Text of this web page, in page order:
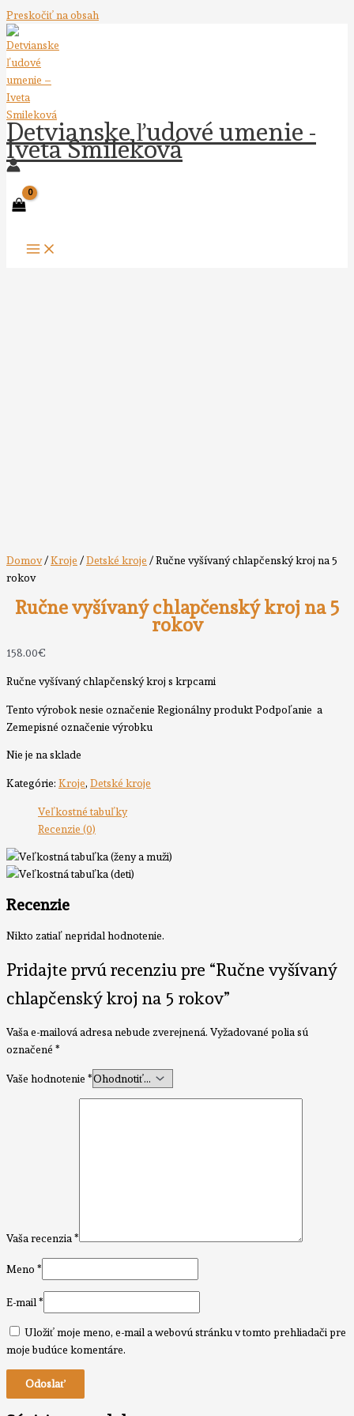
Preskočiť na obsah
Detvianske ľudové umenie -
Iveta Smileková
Domov/Kroje /Detské kroje / Ručne vyšívaný chlapčenský kroj na 5
rokov
Ručne vyšívaný chlapčenský kroj na 5
rokov
158.00€
Ručne vyšívaný chlapčenský kroj s krpcami
Tento výrobok nesie označenie Regionálny produkt Podpoľanie a
Zemepisné označenie výrobku
Nie je na sklade
Kategórie: Kroje, Detské kroje
Veľkostné tabuľky
Recenzie (0)
Recenzie
Nikto zatiaľ nepridal hodnotenie.
Pridajte prvú recenziu pre “Ručne vyšívaný
chlapčenský kroj na 5 rokov”
Vaša e-mailová adresa nebude zverejnená. Vyžadované polia sú
označené *
Vaše hodnotenie *
Vaša recenzia *
Meno *
E-mail *
Uložiť moje meno, e-mail a webovú stránku v tomto prehliadači pre
moje budúce komentáre.